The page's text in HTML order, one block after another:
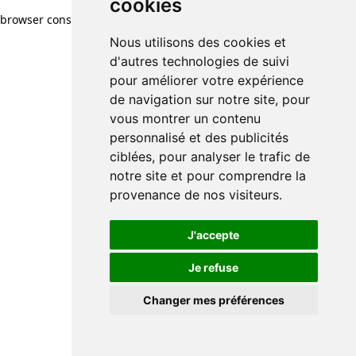
cookies
Nous utilisons des cookies et
d'autres technologies de suivi
pour améliorer votre expérience
de navigation sur notre site, pour
vous montrer un contenu
personnalisé et des publicités
ciblées, pour analyser le trafic de
notre site et pour comprendre la
provenance de nos visiteurs.
J'accepte
Je refuse
Changer mes préférences
browser console for more information)